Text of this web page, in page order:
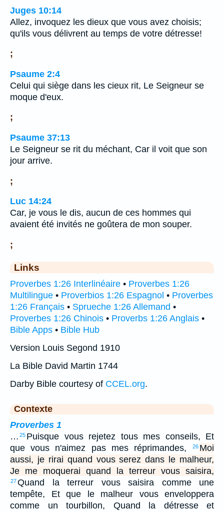
Juges 10:14
Allez, invoquez les dieux que vous avez choisis;
qu'ils vous délivrent au temps de votre détresse!
;
Psaume 2:4
Celui qui siège dans les cieux rit, Le Seigneur se
moque d'eux.
;
Psaume 37:13
Le Seigneur se rit du méchant, Car il voit que son
jour arrive.
;
Luc 14:24
Car, je vous le dis, aucun de ces hommes qui
avaient été invités ne goûtera de mon souper.
;
Links
Proverbes 1:26 Interlinéaire • Proverbes 1:26
Multilingue • Proverbios 1:26 Espagnol • Proverbes
1:26 Français • Sprueche 1:26 Allemand •
Proverbes 1:26 Chinois • Proverbs 1:26 Anglais •
Bible Apps • Bible Hub
Version Louis Segond 1910
La Bible David Martin 1744
Darby Bible courtesy of CCEL.org.
Contexte
Proverbes 1
… 25 Puisque vous rejetez tous mes conseils, Et
que vous n'aimez pas mes réprimandes,
26 Moi
aussi, je rirai quand vous serez dans le malheur,
Je me moquerai quand la terreur vous saisira,
27Quand la terreur vous saisira comme une
tempête, Et que le malheur vous enveloppera
comme un tourbillon, Quand la détresse et